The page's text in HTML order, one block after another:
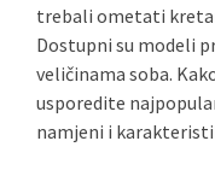
trebali ometati
Dostupni su modeli
veličinama soba.
usporedite
namjeni i